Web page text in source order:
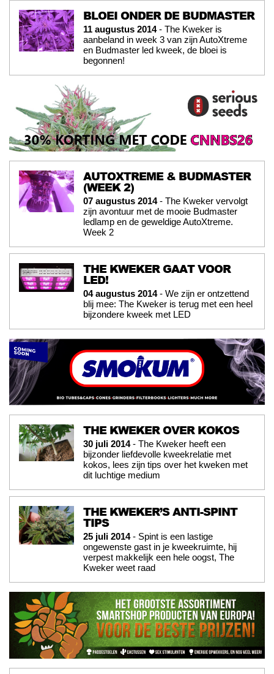
BLOEI ONDER DE BUDMASTER
11 augustus 2014- The Kweker is
aanbeland in week 3 van zijn AutoXtreme
en Budmaster led kweek, de bloei is
begonnen!
AUTOXTREME & BUDMASTER
(WEEK 2)
07 augustus 2014- The Kweker vervolgt
zijn avontuur met de mooie Budmaster
ledlamp en de geweldige AutoXtreme.
Week 2
THE KWEKER GAAT VOOR
LED!
04 augustus 2014- We zijn er ontzettend
blij mee: The Kweker is terug met een heel
bijzondere kweek met LED
THE KWEKER OVER KOKOS
30 juli 2014- The Kweker heeft een
bijzonder liefdevolle kweekrelatie met
kokos, lees zijn tips over het kweken met
dit luchtige medium
THE KWEKER’S ANTI-SPINT
TIPS
25 juli 2014- Spint is een lastige
ongewenste gast in je kweekruimte, hij
verpest makkelijk een hele oogst, The
Kweker weet raad